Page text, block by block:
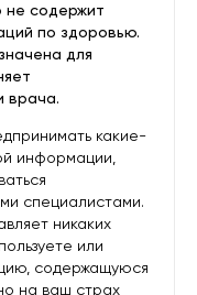
не содержит
по здоровью.
для
врача.
какие-
информации,
специалистами.
никаких
или
содержащуюся
на ваш страх